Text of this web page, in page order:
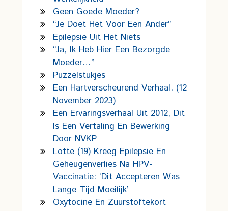
Geen Goede Moeder?
“Je Doet Het Voor Een Ander”
Epilepsie Uit Het Niets
“Ja, Ik Heb Hier Een Bezorgde
Moeder…”
Puzzelstukjes
Een Hartverscheurend Verhaal. (12
November 2023)
Een Ervaringsverhaal Uit 2012, Dit
Is Een Vertaling En Bewerking
Door NVKP
Lotte (19) Kreeg Epilepsie En
Geheugenverlies Na HPV-
Vaccinatie: ‘Dit Accepteren Was
Lange Tijd Moeilijk’
Oxytocine En Zuurstoftekort